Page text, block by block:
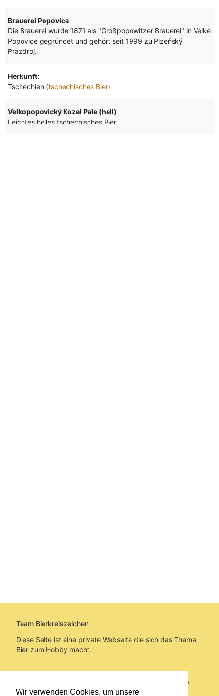
Wir verwenden Cookies, um unsere
Brauerei Popovice
Die Brauerei wurde 1871 als "Großpopowitzer Brauerei" in Velké
Popovice gegründet und gehört seit 1999 zu Plzeňský
Prazdroj.
Herkunft:
Tschechien (tschechisches Bier)
Velkopopovický Kozel Pale (hell)
Leichtes helles tschechisches Bier.
Team Bierkreiszeichen
Diese Seite ist eine private Webseite die sich das Thema
Bier zum Hobby macht.
Sie befinden sich auf https://www.bierkreiszeichen.at/